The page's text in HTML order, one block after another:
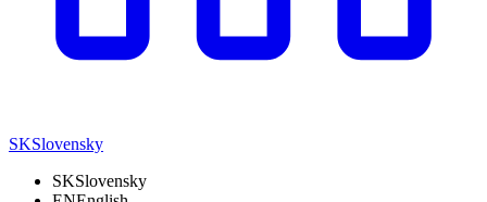
SKSlovensky
SKSlovensky